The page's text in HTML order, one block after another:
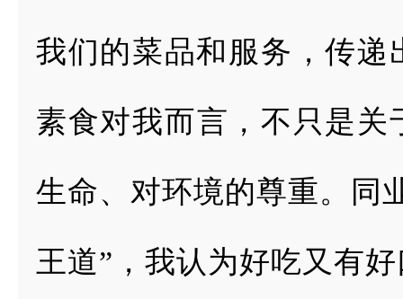
我们的菜品和服务，传递
素食对我而言，不只是关
生命、对环境的尊重。同
王道”，我认为好吃又有